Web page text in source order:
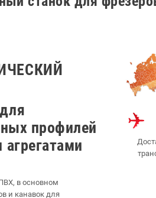
профилей
в основном
и канавок для